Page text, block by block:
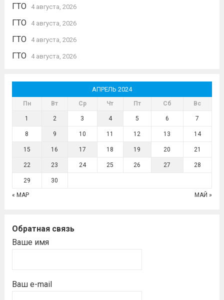
ГТО 4 августа, 2026
ГТО 4 августа, 2026
ГТО 4 августа, 2026
ГТО 4 августа, 2026
АПРЕЛЬ 2024
Пн Вт Ср Чт Пт Сб Вс
1 2 3 4 5 6 7
8 9 10 11 12 13 14
15 16 17 18 19 20 21
22 23 24 25 26 27 28
29 30
« МАР МАЙ »
Обратная связь
Ваше имя
Ваш e-mail